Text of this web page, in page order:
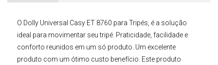
O Dolly Universal Casy ET 8760 para Tripés, é a solução
ideal para movimentar seu tripé. Praticidade, facilidade e
conforto reunidos em um só produto. Um excelente
produto com um ótimo custo benefício. Este produto